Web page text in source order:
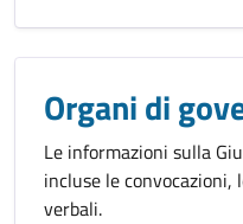
Organi di
Le informazioni sulla
incluse le
verbali.